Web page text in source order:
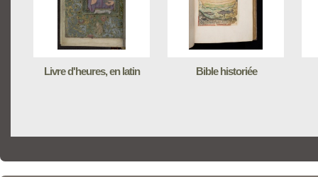
Livre d'heures, en latin Bible historiée